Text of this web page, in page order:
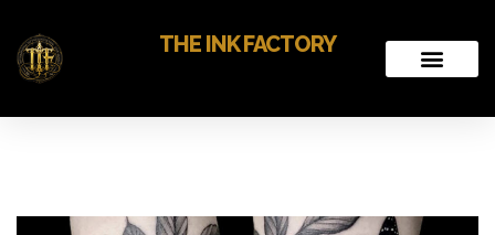
THE INK FACTORY